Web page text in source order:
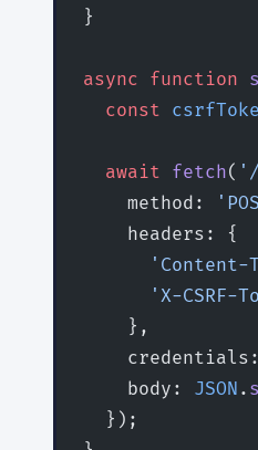
}
async function
  const
  await
fetch(
    method:
    headers: {
'Content-
'X-CSRF-
    },
    body:
JSON .
  });